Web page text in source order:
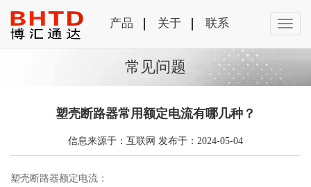
产品 关于 联系
常见问题
塑壳断路器常用额定电流有哪几种？
信息来源于：互联网 发布于：2024-05-04
塑壳断路器额定电流：